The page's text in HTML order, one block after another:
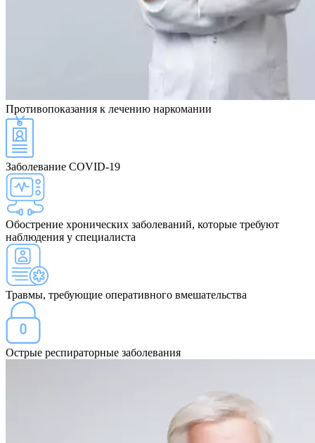
Противопоказания к лечению наркомании
Заболевание COVID-19
Обострение хронических заболеваний, которые требуют
наблюдения у специалиста
Травмы, требующие оперативного вмешательства
Острые респираторные заболевания